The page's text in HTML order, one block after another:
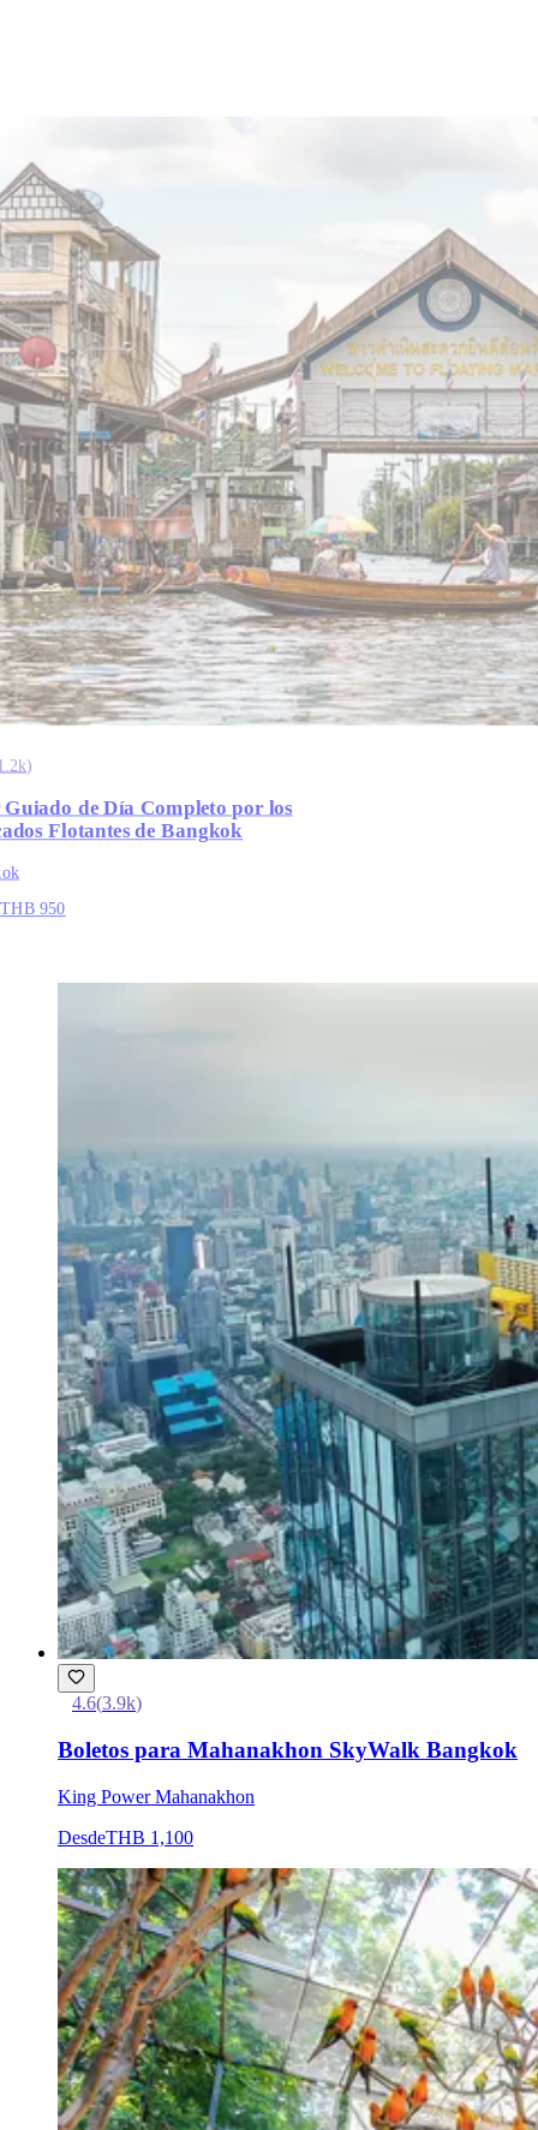
)
de Día Completo por los
Flotantes de Bangkok
THB 950
4.6(3.9k)
Boletos para Mahanakhon SkyWalk Bangkok
King Power Mahanakhon
DesdeTHB 1,100